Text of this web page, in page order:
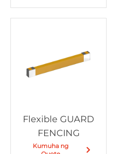
Flexible GUARD
FENCING
Kumuha ng